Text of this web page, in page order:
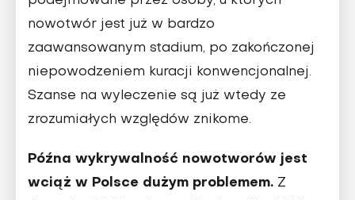
nowotwór jest już w bardzo
zaawansowanym stadium, po zakończonej
niepowodzeniem kuracji konwencjonalnej.
Szanse na wyleczenie są już wtedy ze
zrozumiałych względów znikome.
Późna wykrywalność nowotworów jest
wciąż w Polsce dużym problemem. Z